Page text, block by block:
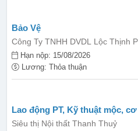
Bảo Vệ
Công Ty TNHH DVDL Lộc Thịnh
Hạn nộp: 15/08/2026
Lương: Thỏa thuận
Lao động PT, Kỹ thuật mộc,
hàng...
Siêu thị Nội thất Thanh Thuỷ